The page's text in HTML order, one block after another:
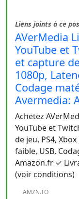
Liens joints à ce
AVerMedia
YouTube et
et capture
1080p,
Codage
Avermedia:
Achetez
YouTube et
de jeu, PS4,
faible, USB,
Amazon.fr ✓
(voir conditions)
AMZN.TO